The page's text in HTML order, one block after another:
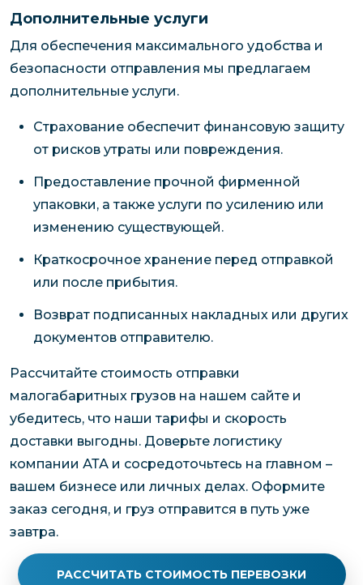
Дополнительные услуги
Для обеспечения максимального удобства и
безопасности отправления мы предлагаем
дополнительные услуги.
Страхование обеспечит финансовую защиту
от рисков утраты или повреждения.
Предоставление прочной фирменной
упаковки, а также услуги по усилению или
изменению существующей.
Краткосрочное хранение перед отправкой
или после прибытия.
Возврат подписанных накладных или других
документов отправителю.
Рассчитайте стоимость отправки
малогабаритных грузов на нашем сайте и
убедитесь, что наши тарифы и скорость
доставки выгодны. Доверьте логистику
компании АТА и сосредоточьтесь на главном –
вашем бизнесе или личных делах. Оформите
заказ сегодня, и груз отправится в путь уже
завтра.
РАССЧИТАТЬ СТОИМОСТЬ ПЕРЕВОЗКИ